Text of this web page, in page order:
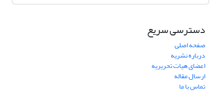
دسترسی سریع
صفحه اصلی
درباره نشریه
اعضای هیات تحریریه
ارسال مقاله
تماس با ما